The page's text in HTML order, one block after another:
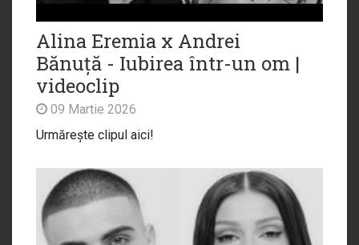
Alina Eremia x Andrei
Bănuță - Iubirea într-un om |
videoclip
09 Martie 2026
Urmărește clipul aici!